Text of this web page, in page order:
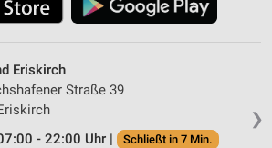
❯
Eriskirch
Straße 39
- 22:00 Uhr |
Schließt in 7 Min.